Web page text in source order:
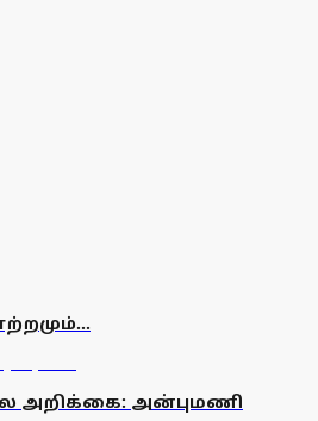
அறிக்கை: அன்புமணி